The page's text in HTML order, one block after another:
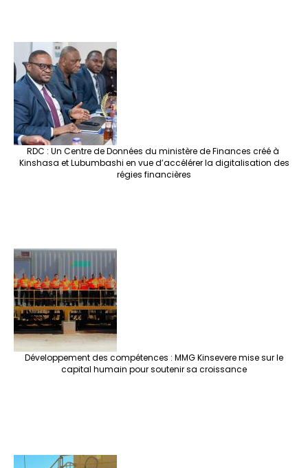
RDC : Un Centre de Données du ministère de Finances créé à
Kinshasa et Lubumbashi en vue d’accélérer la digitalisation des
régies financières
Développement des compétences : MMG Kinsevere mise sur le
capital humain pour soutenir sa croissance